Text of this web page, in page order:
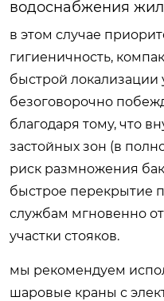
водоснабжения
в этом случае
гигиеничность,
быстрой локализации
безоговорочно
благодаря тому, что
застойных зон (в
риск размножения
быстрое перекрытие
службам мгновенно
участки стояков.
мы рекомендуем
шаровые краны с